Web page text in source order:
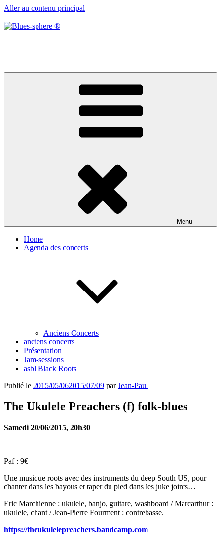
Aller au contenu principal
Menu
Home
Agenda des concerts
Anciens Concerts
anciens concerts
Présentation
Jam-sessions
asbl Black Roots
Publié le 2015/05/062015/07/09 parJean-Paul
The Ukulele Preachers (f) folk-blues
Samedi 20/06/2015, 20h30
Paf : 9€
Une musique roots avec des instruments du deep South US, pour
chanter dans les bayous et taper du pied dans les juke joints…
Eric Marchienne : ukulele, banjo, guitare, washboard / Marcarthur :
ukulele, chant / Jean-Pierre Fourment : contrebasse.
https://theukulelepreachers.bandcamp.com